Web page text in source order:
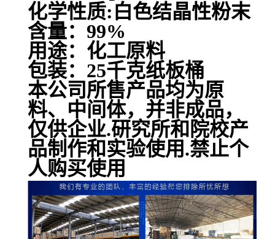
化学性质:白色结晶性粉末
含量：99%
用途：化工原料
包装：25千克纸板桶
本公司所售产品均为原
料、中间体，并非成品，
仅供企业.研究所和院校产
品制作和实验使用.禁止个
人购买使用